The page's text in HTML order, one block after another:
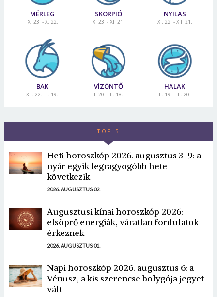
MÉRLEG
IX. 23. - X. 22.
SKORPIÓ
X. 23. - XI. 21.
NYILAS
XI. 22. - XII. 21.
BAK
XII. 22. - I. 19.
VÍZÖNTŐ
I. 20. - II. 18.
HALAK
II. 19. - III. 20.
TOP 5
Heti horoszkóp 2026. augusztus 3-9: a
nyár egyik legragyogóbb hete
következik
2026. AUGUSZTUS 02.
Augusztusi kínai horoszkóp 2026:
elsöprő energiák, váratlan fordulatok
érkeznek
2026. AUGUSZTUS 01.
Napi horoszkóp 2026. augusztus 6: a
Vénusz, a kis szerencse bolygója jegyet
vált